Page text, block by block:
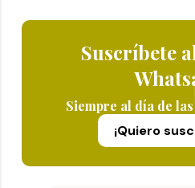
Suscríbete
Siempre al día de
¡Quiero